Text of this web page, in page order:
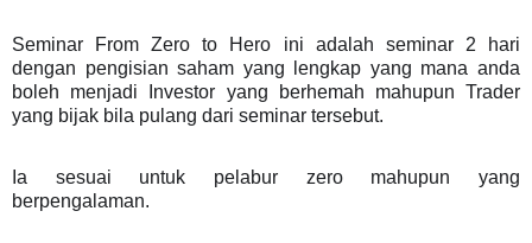
Seminar From Zero to Hero ini adalah seminar 2 hari
dengan pengisian saham yang lengkap yang mana anda
boleh menjadi Investor yang berhemah mahupun Trader
yang bijak bila pulang dari seminar tersebut.
Ia sesuai untuk pelabur zero mahupun yang
berpengalaman.